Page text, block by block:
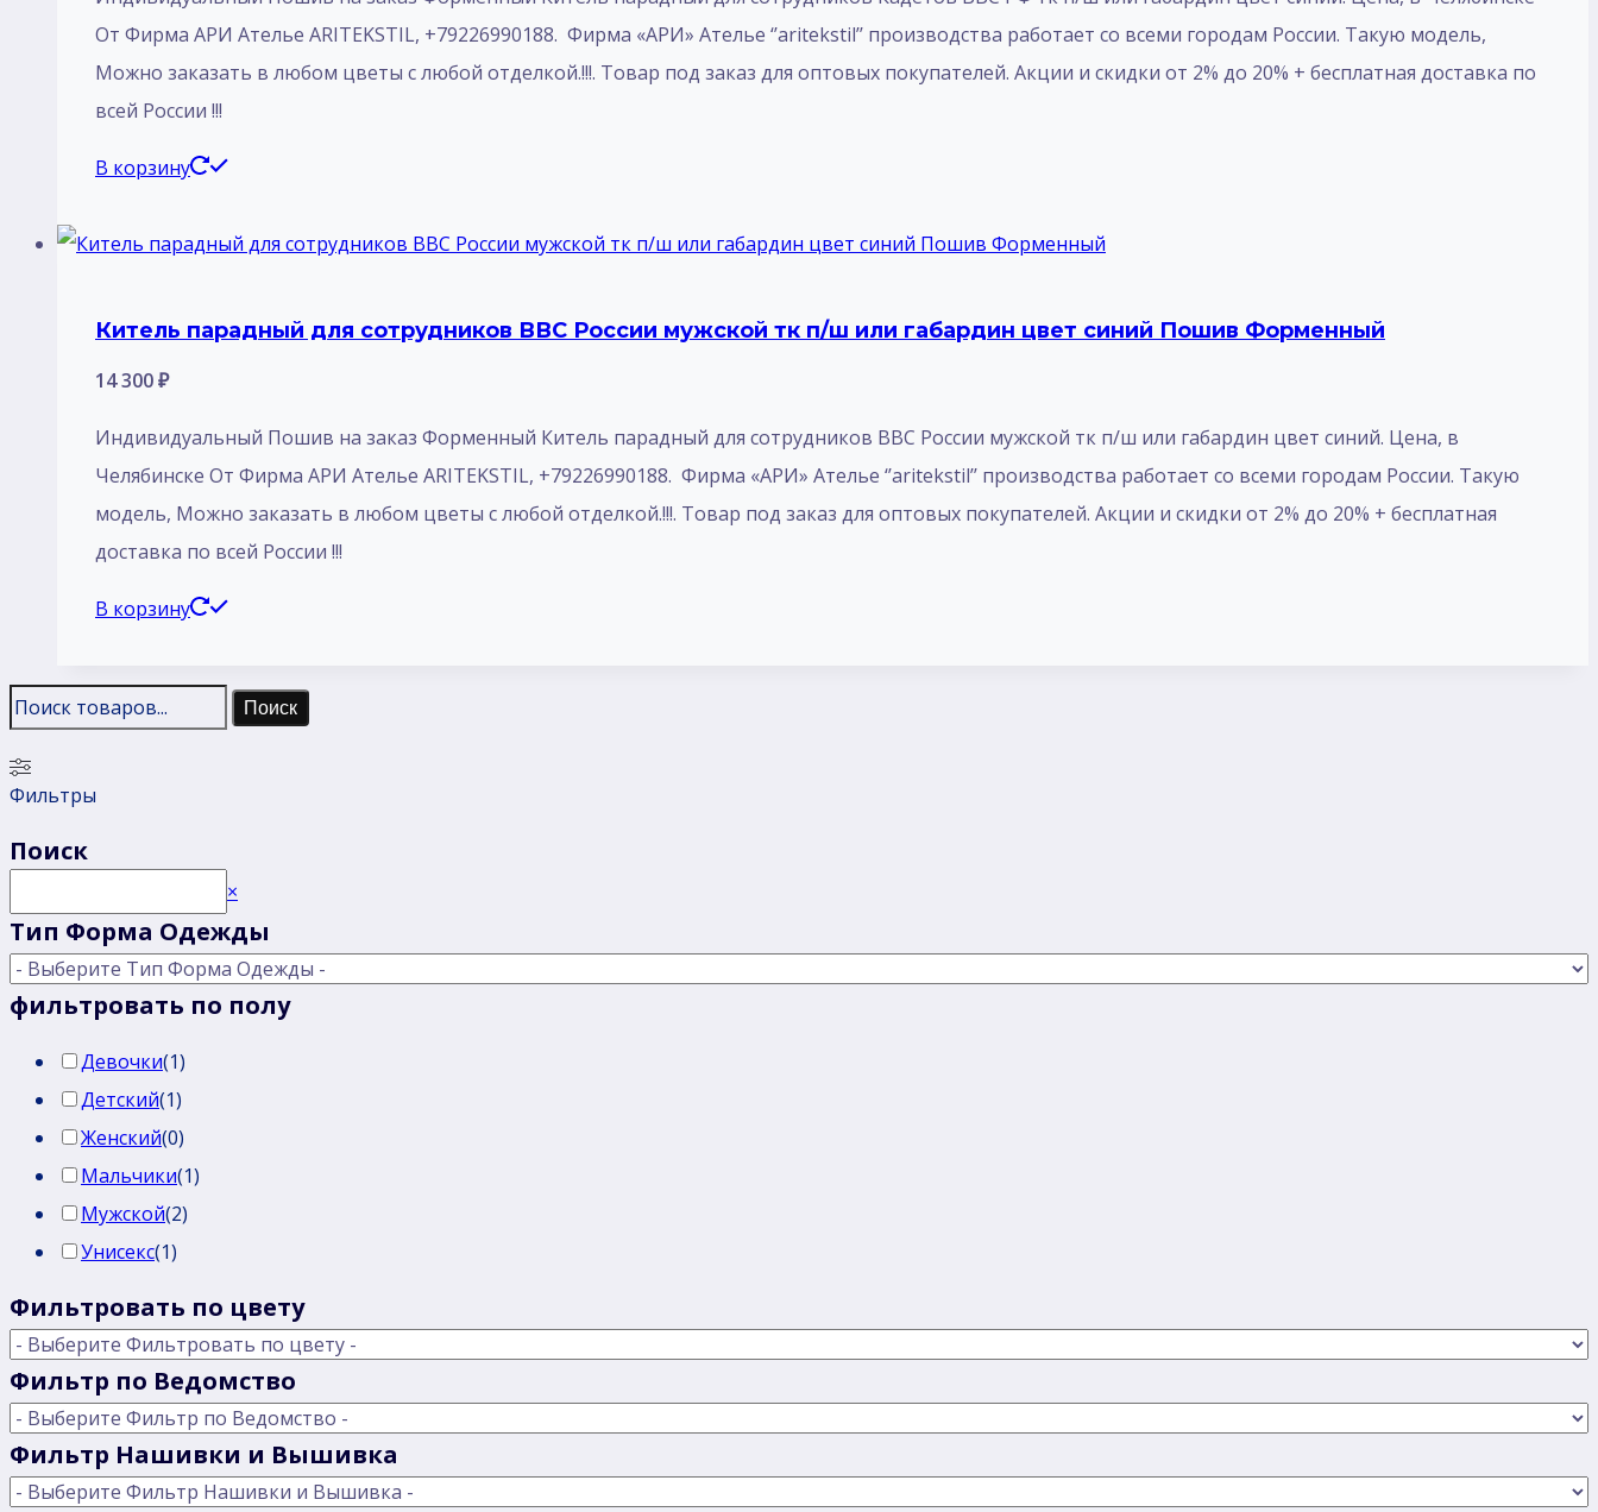
От Фирма АРИ Ателье ARITEKSTIL, +79226990188. Фирма «АРИ» Ателье ‘’aritekstil’’ производства работает со всеми городам России. Такую модель,
Mожно заказать в любом цветы с любой отделкой.!!!. Товар под заказ для оптовых покупателей. Акции и скидки от 2% до 20% + бесплатная доставка по
всей России !!!
В корзину
Китель парадный для сотрудников ВВС России мужской тк п/ш или габардин цвет синий Пошив Форменный
14 300₽
Индивидуальный Пошив на заказ Форменный Китель парадный для сотрудников ВВС России мужской тк п/ш или габардин цвет синий. Цена, в
Челябинске От Фирма АРИ Ателье ARITEKSTIL, +79226990188. Фирма «АРИ» Ателье ‘’aritekstil’’ производства работает со всеми городам России. Такую
модель, Mожно заказать в любом цветы с любой отделкой.!!!. Товар под заказ для оптовых покупателей. Акции и скидки от 2% до 20% + бесплатная
доставка по всей России !!!
В корзину
Поиск
Фильтры
Поиск
×
Тип Форма Одежды
фильтровать по полу
Девочки(1)
Детский(1)
Женский(0)
Мальчики(1)
Мужской(2)
Унисекс(1)
Фильтровать по цвету
Фильтр по Ведомство
Фильтр Нашивки и Вышивка